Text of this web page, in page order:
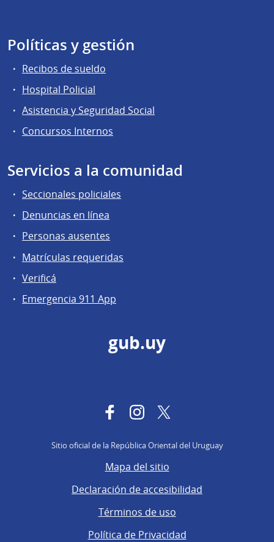
Políticas y gestión
Recibos de sueldo
Hospital Policial
Asistencia y Seguridad Social
Concursos Internos
Servicios a la comunidad
Seccionales policiales
Denuncias en línea
Personas ausentes
Matrículas requeridas
Verificá
Emergencia 911 App
gub.uy
FacebookInstagram
Sitio oficial de la República Oriental del Uruguay
Mapa del sitio
Declaración de accesibilidad
Términos de uso
Política de Privacidad